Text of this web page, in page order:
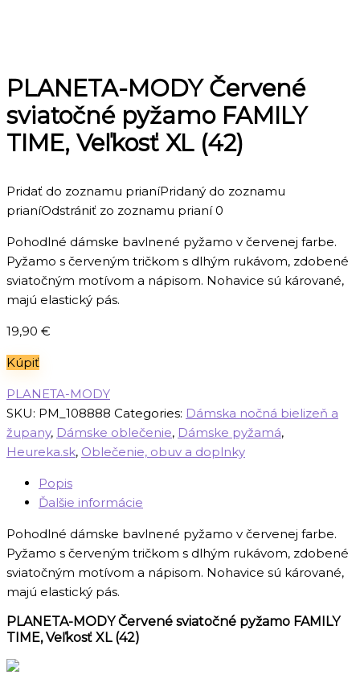
PLANETA-MODY Červené
sviatočné pyžamo FAMILY
TIME, Veľkosť XL (42)
Pridať do zoznamu prianíPridaný do zoznamu
prianíOdstrániť zo zoznamu prianí 0
Pohodlné dámske bavlnené pyžamo v červenej farbe.
Pyžamo s červeným tričkom s dlhým rukávom, zdobené
sviatočným motívom a nápisom. Nohavice sú kárované,
majú elastický pás.
19,90 €
Kúpiť
PLANETA-MODY
SKU: PM_108888 Categories: Dámska nočná bielizeň a
župany, Dámske oblečenie, Dámske pyžamá,
Heureka.sk, Oblečenie, obuv a doplnky
Popis
Ďalšie informácie
Pohodlné dámske bavlnené pyžamo v červenej farbe.
Pyžamo s červeným tričkom s dlhým rukávom, zdobené
sviatočným motívom a nápisom. Nohavice sú kárované,
majú elastický pás.
PLANETA-MODY Červené sviatočné pyžamo FAMILY
TIME, Veľkosť XL (42)